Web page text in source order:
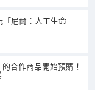
「尼爾：人工生命
合作商品開始預購！